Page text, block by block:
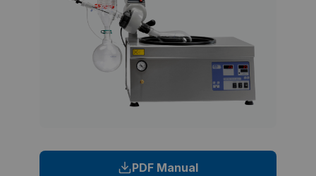
PDF Manual